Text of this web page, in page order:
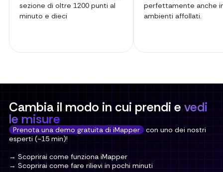
sezione di oltre 1200 punti al
minuto e dieci
perfettamente anche
ambienti affollati.
Cambia il modo in cui prendi evedi
le misure
Prenota una demo gratuita di iMapper
con uno dei nostri
esperti (~15 min)!
→ Scoprirai come funziona iMapper
→ Scoprirai come fare rilievi in pochi minuti